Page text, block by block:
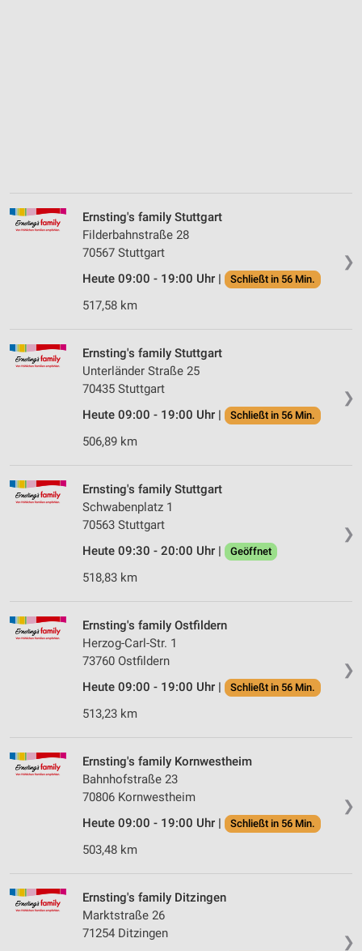
❯
Ernsting's family Stuttgart
Filderbahnstraße 28
70567 Stuttgart
Heute 09:00 - 19:00 Uhr |
Schließt in 56 Min.
517,58 km
❯
Ernsting's family Stuttgart
Unterländer Straße 25
70435 Stuttgart
Heute 09:00 - 19:00 Uhr |
Schließt in 56 Min.
506,89 km
❯
Ernsting's family Stuttgart
Schwabenplatz 1
70563 Stuttgart
Heute 09:30 - 20:00 Uhr |
Geöffnet
518,83 km
❯
Ernsting's family Ostfildern
Herzog-Carl-Str. 1
73760 Ostfildern
Heute 09:00 - 19:00 Uhr |
Schließt in 56 Min.
513,23 km
❯
Ernsting's family Kornwestheim
Bahnhofstraße 23
70806 Kornwestheim
Heute 09:00 - 19:00 Uhr |
Schließt in 56 Min.
503,48 km
❯
Ernsting's family Ditzingen
Marktstraße 26
71254 Ditzingen